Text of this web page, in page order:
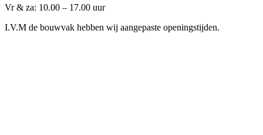
Vr & za: 10.00 – 17.00 uur
I.V.M de bouwvak hebben wij aangepaste openingstijden.